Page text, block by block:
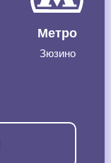
Метро
Зюзино